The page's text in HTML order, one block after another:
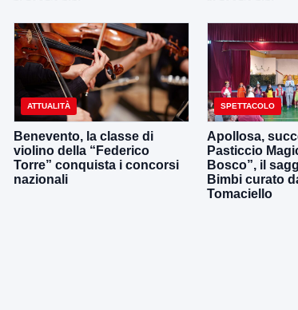
ATTUALITÀ
Benevento, la classe di
violino della “Federico
Torre” conquista i concorsi
nazionali
SPETTACOLO
Apollosa,
Pasticcio
Bosco”, il
Bimbi curato
Tomaciello